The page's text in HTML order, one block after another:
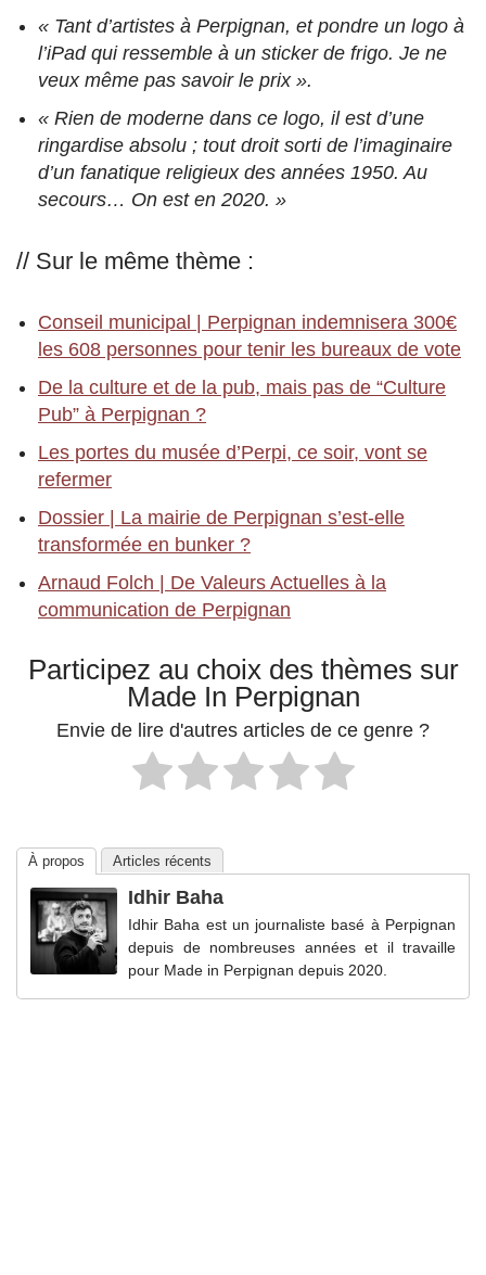
« Tant d’artistes à Perpignan, et pondre un logo à
l’iPad qui ressemble à un sticker de frigo. Je ne
veux même pas savoir le prix ».
« Rien de moderne dans ce logo, il est d’une
ringardise absolu ; tout droit sorti de l’imaginaire
d’un fanatique religieux des années 1950. Au
secours… On est en 2020. »
// Sur le même thème :
Conseil municipal | Perpignan indemnisera 300€
les 608 personnes pour tenir les bureaux de vote
De la culture et de la pub, mais pas de “Culture
Pub” à Perpignan ?
Les portes du musée d’Perpi, ce soir, vont se
refermer
Dossier | La mairie de Perpignan s’est-elle
transformée en bunker ?
Arnaud Folch | De Valeurs Actuelles à la
communication de Perpignan
Participez au choix des thèmes sur
Made In Perpignan
Envie de lire d'autres articles de ce genre ?
À propos Articles récents
Idhir Baha
Idhir Baha est un journaliste basé à Perpignan
depuis de nombreuses années et il travaille
pour Made in Perpignan depuis 2020.